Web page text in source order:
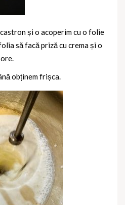
și o acoperim cu o folie
să facă priză cu crema și o
obținem frișca.